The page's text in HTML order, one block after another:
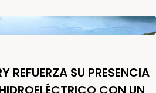
REFUERZA SU PRESENCIA